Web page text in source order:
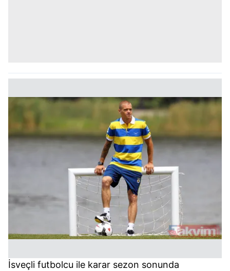
kılınması ve kişiselleştirilmesi ve sizlere yönelik
sınırlı olarak açık rızanız dahilinde kullanılacaktır.
Çerezlere ilişkin tercihlerinizi aşağıda yer alan panel
vasıtasıyla belirleyebilirsiniz. Çerezlere ilişkin detaylı bilgi
için Ayarlar butonuna tıklayabilir,Çerez Bilgilendirme
ziyaret edebilirsiniz.
6698 sayılı Kişisel Verilerin Korunması Kanunu uyarınca
hazırlanmış Aydınlatma Metnimizi okumak ve sitemizde
ilgili mevzuata uygun olarak kullanılan çerezlerle ilgili bilgi
tıklayınız.
İsveçli futbolcu ile karar sezon sonunda